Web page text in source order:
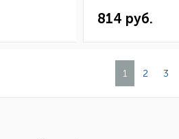
814 руб.
1 2 3